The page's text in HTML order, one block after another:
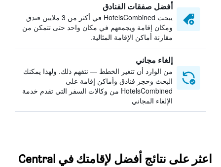
أفضل صفقات الفنادق
يبحث HotelsCombined في أكثر من 3 ملايين فندق
ومكان إقامة ويجمعهم في مكان واحد حتى تتمكن من
مقارنة أماكن الإقامة المثالية.
إلغاء مجاني
من الوارد أن تتغير الخطط — نتفهم ذلك. ولهذا يمكنك
البحث وحجز فنادق وأماكن إقامة على
HotelsCombined من وكالات السفر التي تقدم خدمة
الإلغاء المجاني
اعثر على نتائج أفضل لإقامتك في Central